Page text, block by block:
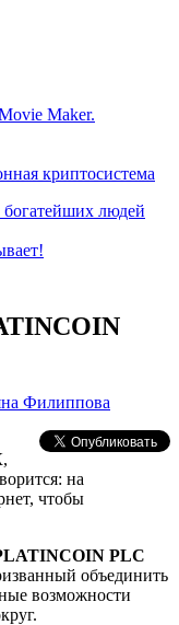
Maker.
криптосистема
людей
Филиппова
на
чтобы
PLC
объединить
возможности